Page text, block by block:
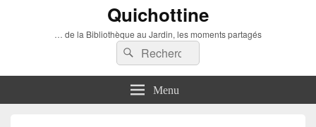
Quichottine
… de la Bibliothèque au Jardin, les moments partagés
Recherche :
Rechercher
Menu